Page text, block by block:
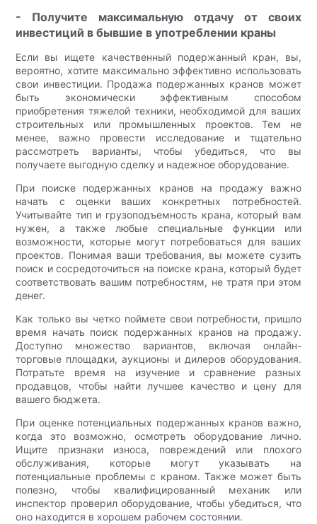
- Получите максимальную отдачу от своих
инвестиций в бывшие в употреблении краны
Если вы ищете качественный подержанный кран, вы,
вероятно, хотите максимально эффективно использовать
свои инвестиции. Продажа подержанных кранов может
быть экономически эффективным способом
приобретения тяжелой техники, необходимой для ваших
строительных или промышленных проектов. Тем не
менее, важно провести исследование и тщательно
рассмотреть варианты, чтобы убедиться, что вы
получаете выгодную сделку и надежное оборудование.
При поиске подержанных кранов на продажу важно
начать с оценки ваших конкретных потребностей.
Учитывайте тип и грузоподъемность крана, который вам
нужен, а также любые специальные функции или
возможности, которые могут потребоваться для ваших
проектов. Понимая ваши требования, вы можете сузить
поиск и сосредоточиться на поиске крана, который будет
соответствовать вашим потребностям, не тратя при этом
денег.
Как только вы четко поймете свои потребности, пришло
время начать поиск подержанных кранов на продажу.
Доступно множество вариантов, включая онлайн-
торговые площадки, аукционы и дилеров оборудования.
Потратьте время на изучение и сравнение разных
продавцов, чтобы найти лучшее качество и цену для
вашего бюджета.
При оценке потенциальных подержанных кранов важно,
когда это возможно, осмотреть оборудование лично.
Ищите признаки износа, повреждений или плохого
обслуживания, которые могут указывать на
потенциальные проблемы с краном. Также может быть
полезно, чтобы квалифицированный механик или
инспектор проверил оборудование, чтобы убедиться, что
оно находится в хорошем рабочем состоянии.